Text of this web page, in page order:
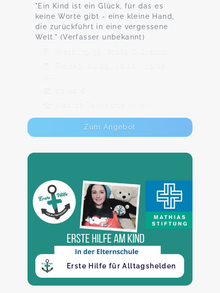
"Ein Kind ist ein Glück, für das es
keine Worte gibt - eine kleine Hand,
die zurückführt in eine vergessene
Welt." (Verfasser unbekannt)
Westring 55, 67269 Grünstadt
Freitag, 04.09., 16:00 - 19:00
50,00 €
Max. 12 TeilnehmerInnen
Zum Angebot
Erste Hilfe für Alltagshelden